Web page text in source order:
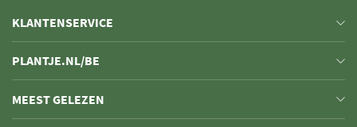
KLANTENSERVICE
PLANTJE.NL/BE
MEEST GELEZEN